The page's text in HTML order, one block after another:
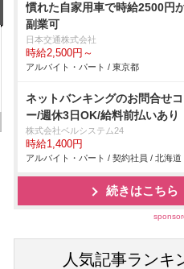
慣れた自家用車で時給2500円
副業可
日本交通株式会社
時給2,500円～
アルバイト・パート / 東京都
ネットバンキングのお問合せ
ー/週休3日OK/給料前払いあり
株式会社ベルシステム24
時給1,400円
アルバイト・パート / 契約社員 / 北海道
続きはこちら
人気記事ランキ